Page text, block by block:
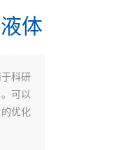
体
科研
可以
优化